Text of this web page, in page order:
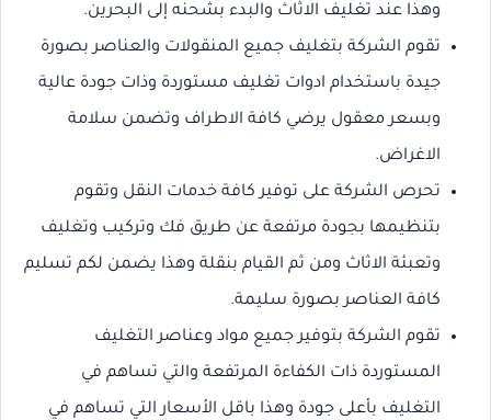
وهذا عند تغليف الاثاث والبدء بشحنه إلى البحرين.
تقوم الشركة بتغليف جميع المنقولات والعناصر بصورة
جيدة باستخدام ادوات تغليف مستوردة وذات جودة عالية
وبسعر معقول يرضي كافة الاطراف وتضمن سلامة
الاغراض.
تحرص الشركة على توفير كافة خدمات النقل وتقوم
بتنظيمها بجودة مرتفعة عن طريق فك وتركيب وتغليف
وتعبئة الاثاث ومن ثم القيام بنقلة وهذا يضمن لكم تسليم
كافة العناصر بصورة سليمة.
تقوم الشركة بتوفير جميع مواد وعناصر التغليف
المستوردة ذات الكفاءة المرتفعة والتي تساهم في
التغليف بأعلى جودة وهذا باقل الأسعار التي تساهم في